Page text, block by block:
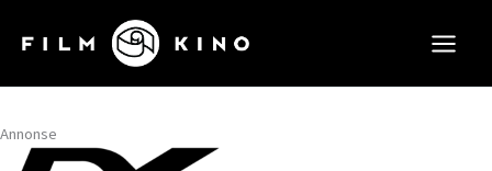
rett
innholdet
Annonse